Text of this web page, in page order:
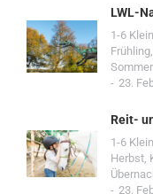
LWL-
1-6
Frühling,
Sommer
23.
Reit-
1-6
Herbst,
23.